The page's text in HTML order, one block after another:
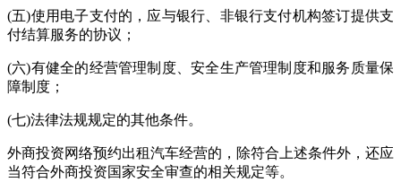
(五)使用电子支付的，应与银行、非银行支付机构签订提供支
付结算服务的协议；
(六)有健全的经营管理制度、安全生产管理制度和服务质量保
障制度；
(七)法律法规规定的其他条件。
外商投资网络预约出租汽车经营的，除符合上述条件外，还应
当符合外商投资国家安全审查的相关规定等。